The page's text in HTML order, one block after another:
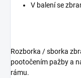
V balení se
Rozborka / sborka
pootočením pažby a
rámu.